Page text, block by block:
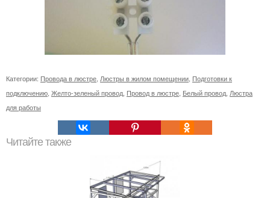
Категории: Провода в люстре Люстры в жилом помещении Подготовки к
подключению Желто-зеленый провод Провод в люстре Белый провод Люстра
для работы
Читайте также